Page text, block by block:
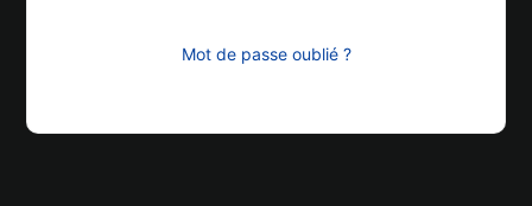
Mot de passe oublié ?